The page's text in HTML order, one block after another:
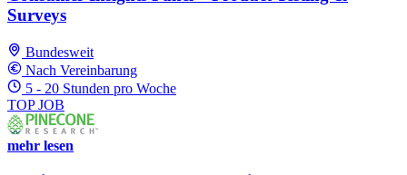
Surveys
Bundesweit
Nach Vereinbarung
5 - 20 Stunden pro Woche
TOP JOB
mehr lesen